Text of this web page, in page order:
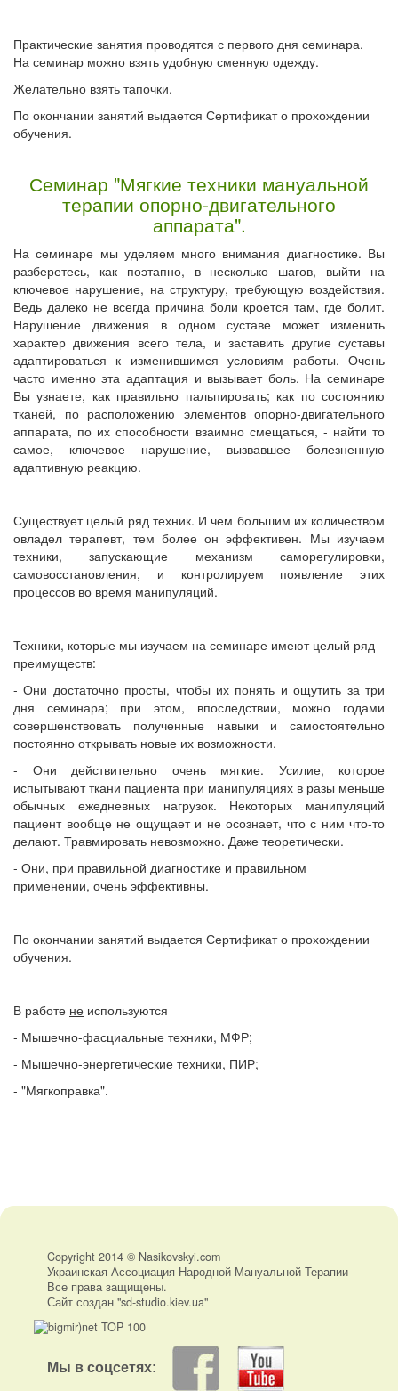
Практические занятия проводятся с первого дня семинара.
На семинар можно взять удобную сменную одежду.
Желательно взять тапочки.
По окончании занятий выдается Сертификат о прохождении
обучения.
Семинар "Мягкие техники мануальной
терапии опорно-двигательного
аппарата".
На семинаре мы уделяем много внимания диагностике. Вы
разберетесь, как поэтапно, в несколько шагов, выйти на
ключевое нарушение, на структуру, требующую воздействия.
Ведь далеко не всегда причина боли кроется там, где болит.
Нарушение движения в одном суставе может изменить
характер движения всего тела, и заставить другие суставы
адаптироваться к изменившимся условиям работы. Очень
часто именно эта адаптация и вызывает боль. На семинаре
Вы узнаете, как правильно пальпировать; как по состоянию
тканей, по расположению элементов опорно-двигательного
аппарата, по их способности взаимно смещаться, - найти то
самое, ключевое нарушение, вызвавшее болезненную
адаптивную реакцию.
Существует целый ряд техник. И чем большим их количеством
овладел терапевт, тем более он эффективен. Мы изучаем
техники, запускающие механизм саморегулировки,
самовосстановления, и контролируем появление этих
процессов во время манипуляций.
Техники, которые мы изучаем на семинаре имеют целый ряд
преимуществ:
- Они достаточно просты, чтобы их понять и ощутить за три
дня семинара; при этом, впоследствии, можно годами
совершенствовать полученные навыки и самостоятельно
постоянно открывать новые их возможности.
- Они действительно очень мягкие. Усилие, которое
испытывают ткани пациента при манипуляциях в разы меньше
обычных ежедневных нагрузок. Некоторых манипуляций
пациент вообще не ощущает и не осознает, что с ним что-то
делают. Травмировать невозможно. Даже теоретически.
- Они, при правильной диагностике и правильном
применении, очень эффективны.
По окончании занятий выдается Сертификат о прохождении
обучения.
В работе не используются
- Мышечно-фасциальные техники, МФР;
- Мышечно-энергетические техники, ПИР;
- "Мягкоправка".
Copyright 2014 © Nasikovskyi.com
Украинская Ассоциация Народной Мануальной Терапии
Все права защищены.
Сайт создан "sd-studio.kiev.ua"
Мы в соцсетях: